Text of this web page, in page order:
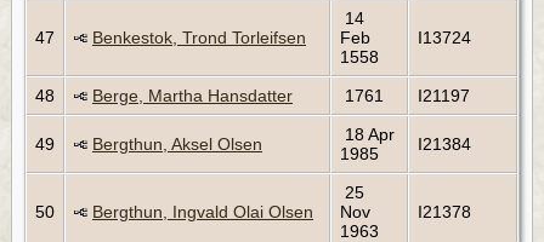
47 Benkestok, Trond Torleifsen
14
Feb
1558
I13724
48 Berge, Martha Hansdatter 1761 I21197
49 Bergthun, Aksel Olsen
18 Apr
1985
I21384
50 Bergthun, Ingvald Olai Olsen
25
Nov
1963
I21378